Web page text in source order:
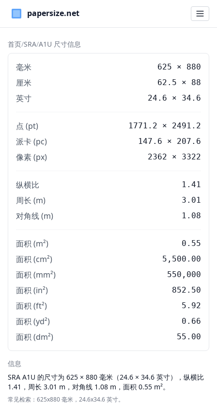
Paper Sizes
首页/SRA/A1U 尺寸信息
毫米 625 × 880
厘米 62.5 × 88
英寸 24.6 × 34.6
点 (pt) 1771.2 × 2491.2
派卡 (pc) 147.6 × 207.6
像素 (px) 2362 × 3322
纵横比 1.41
周长 (m) 3.01
对角线 (m) 1.08
面积 (m²) 0.55
面积 (cm²) 5,500.00
面积 (mm²) 550,000
面积 (in²) 852.50
面积 (ft²) 5.92
面积 (yd²) 0.66
面积 (dm²) 55.00
信息
SRA A1U 的尺寸为 625 × 880 毫米（24.6 × 34.6 英寸），纵横比
1.41，周长 3.01 m，对角线 1.08 m，面积 0.55 m²。
常见检索：625x880 毫米，24.6x34.6 英寸。